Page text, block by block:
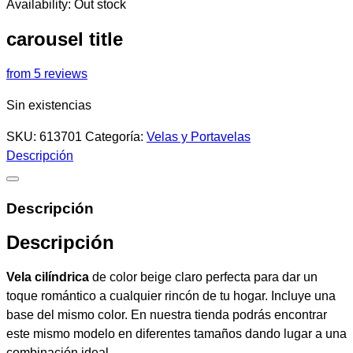
era:
59,00€. 47,00€.
Availability: Out stock
carousel title
from 5 reviews
Sin existencias
SKU: 613701 Categoría: Velas y Portavelas
Descripción
Descripción
Descripción
Vela cilíndrica de color beige claro perfecta para dar un
toque romántico a cualquier rincón de tu hogar. Incluye una
base del mismo color. En nuestra tienda podrás encontrar
este mismo modelo en diferentes tamaños dando lugar a una